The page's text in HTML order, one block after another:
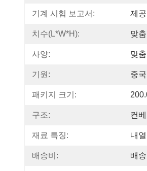
기계 시험 보고서: 제공
치수(l*w*h): 맞
사양: 맞
기원: 중국
패키지 크기:
구조: 컨
재료 특징: 내
배송비: 배